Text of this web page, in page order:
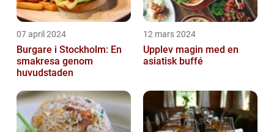
07 april 2024
Burgare i Stockholm: En
smakresa genom
huvudstaden
12 mars 2024
Upplev magin med en
asiatisk buffé